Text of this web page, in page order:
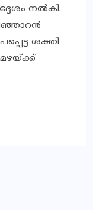
നല്‍കി.
ശക്തി